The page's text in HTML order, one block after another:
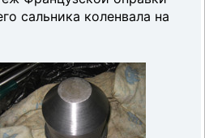
сальника коленвала на